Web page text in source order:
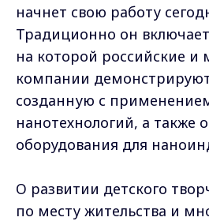
начнет свою работу
Традиционно он включает
на которой российские
компании
созданную с
нанотехнологий, а также
оборудования для
О развитии детского
по месту жительства и